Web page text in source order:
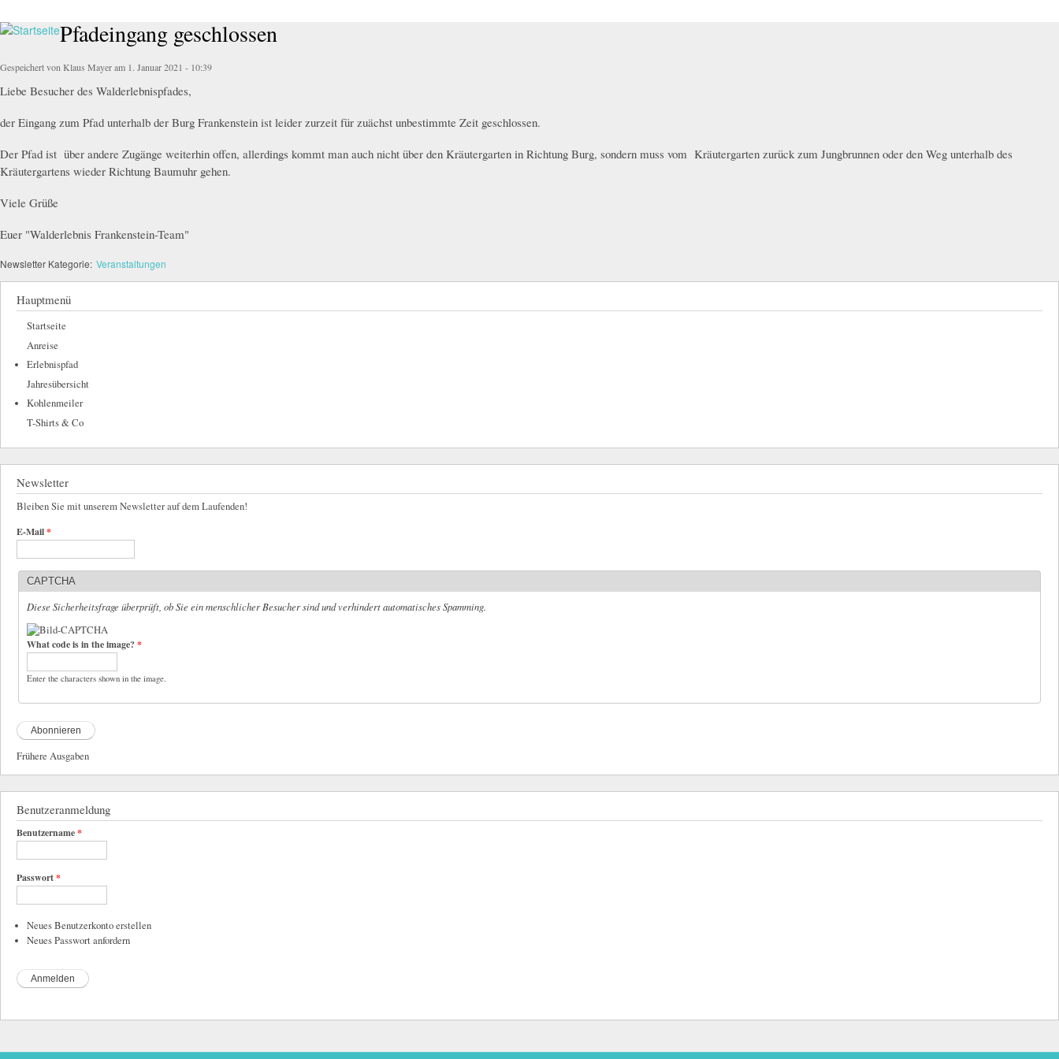
Walderlebnis
Frankenstein
e.V.
Pfadeingang geschlossen
Gespeichert von Klaus Mayeram 1. Januar 2021 - 10:39
Liebe Besucher des Walderlebnispfades,
der Eingang zum Pfad unterhalb der Burg Frankenstein ist leider zurzeit für zuächst unbestimmte Zeit geschlossen.
Der Pfad ist über andere Zugänge weiterhin offen, allerdings kommt man auch nicht über den Kräutergarten in Richtung Burg, sondern muss vom Kräutergarten zurück zum Jungbrunnen oder den Weg unterhalb des
Kräutergartens wieder Richtung Baumuhr gehen.
Viele Grüße
Euer "Walderlebnis Frankenstein-Team"
Newsletter Kategorie: Veranstaltungen
Hauptmenü
Startseite
Anreise
Erlebnispfad
Jahresübersicht
Kohlenmeiler
T-Shirts & Co
Newsletter
Bleiben Sie mit unserem Newsletter auf dem Laufenden!
E-Mail*
CAPTCHA
Diese Sicherheitsfrage überprüft, ob Sie ein menschlicher Besucher sind und verhindert automatisches Spamming.
What code is in the image?*
Enter the characters shown in the image.
Frühere Ausgaben
Benutzeranmeldung
Benutzername*
Passwort*
Neues Benutzerkonto erstellen
Neues Passwort anfordern